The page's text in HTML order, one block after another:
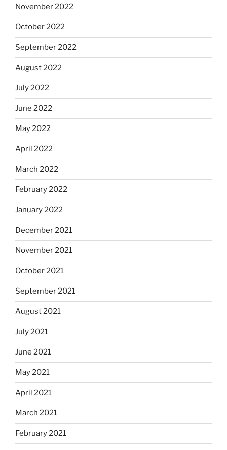
November 2022
October 2022
September 2022
August 2022
July 2022
June 2022
May 2022
April 2022
March 2022
February 2022
January 2022
December 2021
November 2021
October 2021
September 2021
August 2021
July 2021
June 2021
May 2021
April 2021
March 2021
February 2021